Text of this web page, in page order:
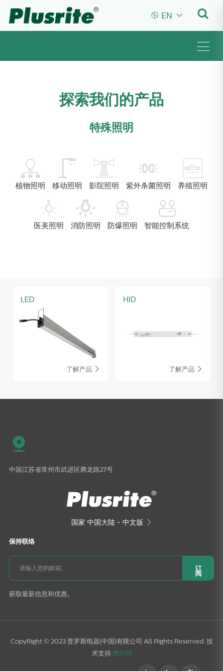
 EN 
探索我们的产品
特殊照明
植物照明 移动照明 影院照明 紫外杀菌照明 养殖照明
医美照明 消防照明 防爆照明 智能控制系统
LED
了解产品 
HID
了解产品 
中国江苏省常州市武进区腾龙路27号
国家 中国大陆 - 中文版 
保持联络
订
阅
获取最新信息和优惠。
CopyRight © 2023 普罗斯电器(中国)有限公司 All Rights Reserved. 技
术支持:维尔特